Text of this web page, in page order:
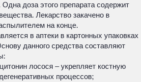
Одна доза этого препарата содержит
Лекарство закачено в
на конце.
в аптеки в картонных упаковках
данного средства составляют
лосося – укрепляет костную
процессов;